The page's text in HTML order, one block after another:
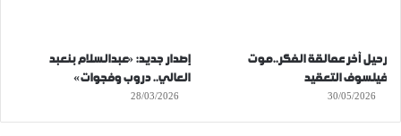
رحيل آخر عمالقة الفكر..موت
فيلسوف التعقيد
30/05/2026
إصدار جديد: «عبدالسلام بنعبد
العالي.. دروب وفجوات»
28/03/2026